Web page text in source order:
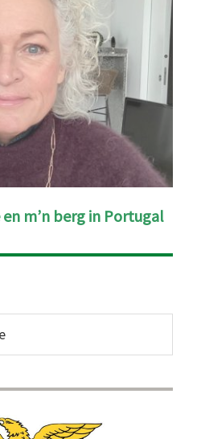
en m’n berg in Portugal